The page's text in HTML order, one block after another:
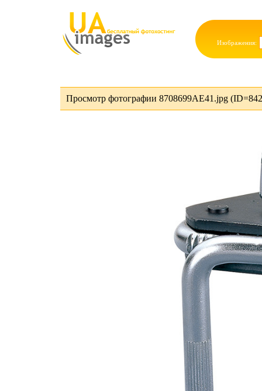
Изображения:
Просмотр фотографии 8708699AE41.jpg